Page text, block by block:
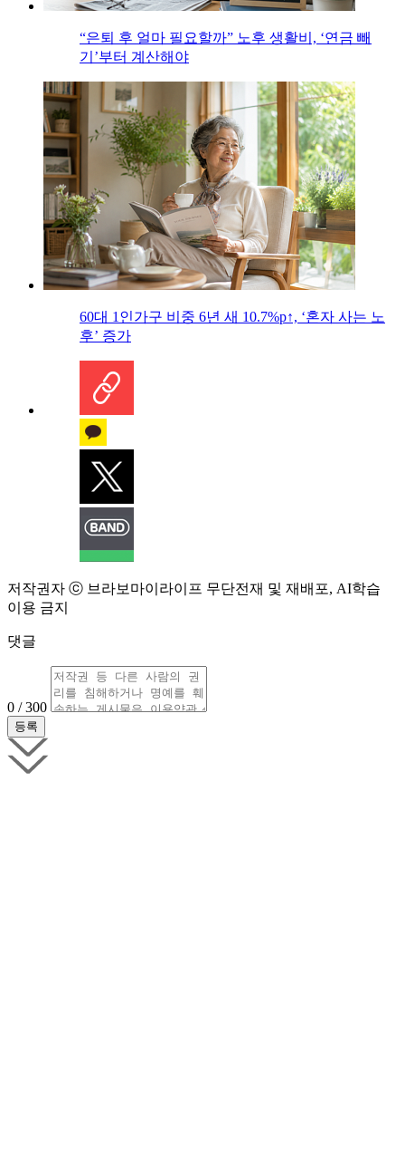
“은퇴 후 얼마 필요할까” 노후 생활비, ‘연금 빼
기’부터 계산해야
60대 1인가구 비중 6년 새 10.7%p↑, ‘혼자 사는 노
후’ 증가
저작권자 ⓒ 브라보마이라이프 무단전재 및 재배포, AI학습
이용 금지
댓글
0 / 300